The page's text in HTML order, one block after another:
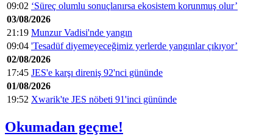
09:02 ‘Süreç olumlu sonuçlanırsa ekosistem korunmuş olur’
03/08/2026
21:19 Munzur Vadisi'nde yangın
09:04 'Tesadüf diyemeyeceğimiz yerlerde yangınlar çıkıyor’
02/08/2026
17:45 JES'e karşı direniş 92'nci gününde
01/08/2026
19:52 Xwarik'te JES nöbeti 91'inci gününde
Okumadan geçme!